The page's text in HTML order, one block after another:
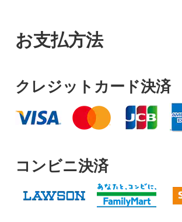
お支払方法
クレジットカード決済
コンビニ決済